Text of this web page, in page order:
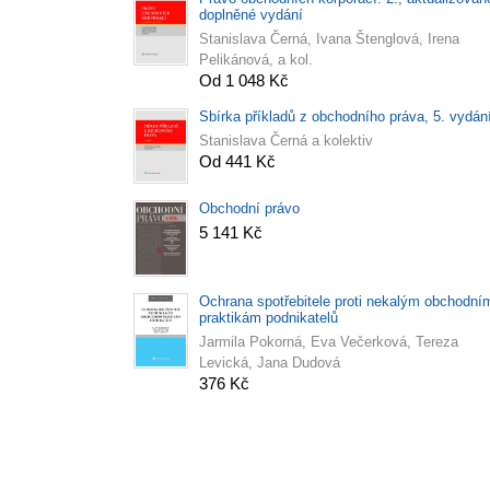
doplněné vydání
Stanislava Černá, Ivana Štenglová, Irena
Pelikánová, a kol.
Od 1 048 Kč
Sbírka příkladů z obchodního práva, 5.
Stanislava Černá a kolektiv
Od 441 Kč
Obchodní právo
5 141 Kč
Ochrana spotřebitele proti nekalým
praktikám podnikatelů
Jarmila Pokorná, Eva Večerková, Tereza
Levická, Jana Dudová
376 Kč